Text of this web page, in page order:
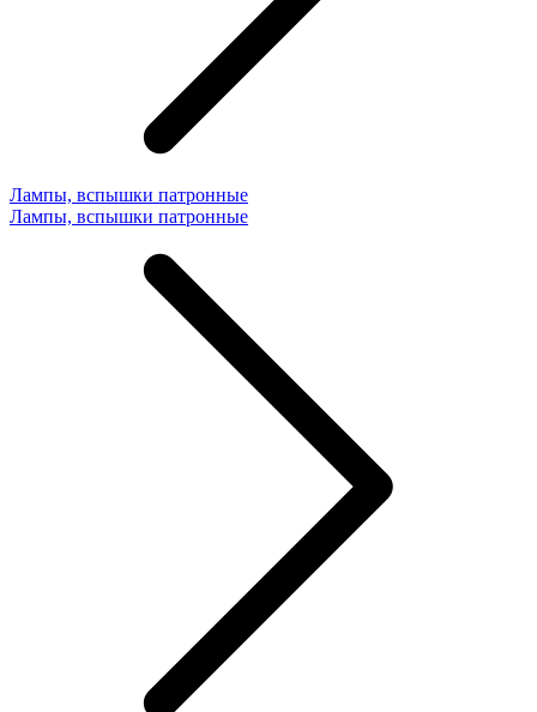
Лампы, вспышки патронные
Лампы, вспышки патронные